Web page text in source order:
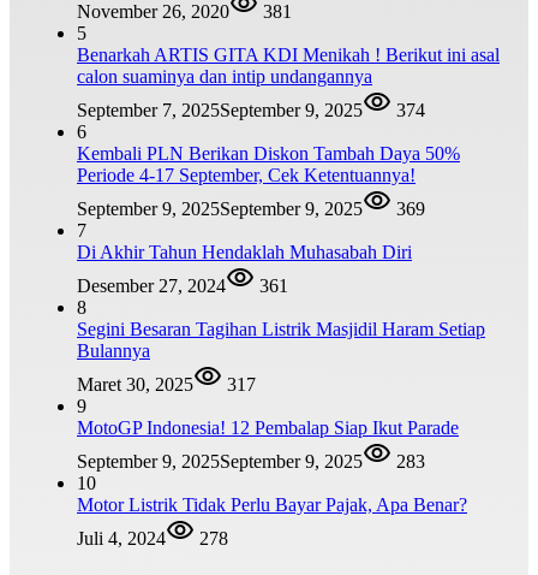
November 26, 2020
381
5
Benarkah ARTIS GITA KDI Menikah ! Berikut ini asal
calon suaminya dan intip undangannya
September 7, 2025September 9, 2025
374
6
Kembali PLN Berikan Diskon Tambah Daya 50%
Periode 4-17 September, Cek Ketentuannya!
September 9, 2025September 9, 2025
369
7
Di Akhir Tahun Hendaklah Muhasabah Diri
Desember 27, 2024
361
8
Segini Besaran Tagihan Listrik Masjidil Haram Setiap
Bulannya
Maret 30, 2025
317
9
MotoGP Indonesia! 12 Pembalap Siap Ikut Parade
September 9, 2025September 9, 2025
283
10
Motor Listrik Tidak Perlu Bayar Pajak, Apa Benar?
Juli 4, 2024
278